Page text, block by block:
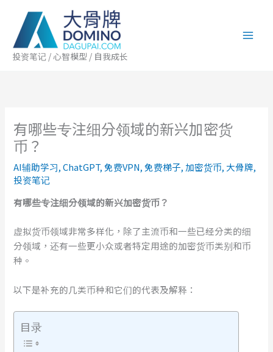
投资笔记 / 心智模型 / 自我成长
有哪些专注细分领域的新兴加密货
币？
AI辅助学习,ChatGPT,免费VPN,免费梯子, 加密货币, 大骨牌,
投资笔记
有哪些专注细分领域的新兴加密货币？
虚拟货币领域非常多样化，除了主流币和一些已经分类的细
分领域，还有一些更小众或者特定用途的加密货币类别和币
种。
以下是补充的几类币种和它们的代表及解释：
目录